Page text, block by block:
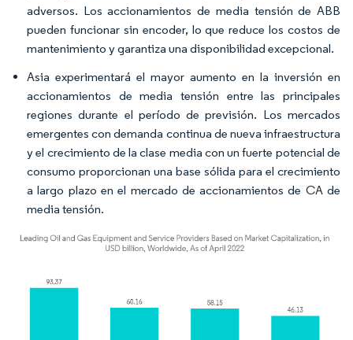
adversos. Los accionamientos de media tensión de ABB
pueden funcionar sin encoder, lo que reduce los costos de
mantenimiento y garantiza una disponibilidad excepcional.
Asia experimentará el mayor aumento en la inversión en
accionamientos de media tensión entre las principales
regiones durante el período de previsión. Los mercados
emergentes con demanda continua de nueva infraestructura
y el crecimiento de la clase media con un fuerte potencial de
consumo proporcionan una base sólida para el crecimiento
a largo plazo en el mercado de accionamientos de CA de
media tensión.